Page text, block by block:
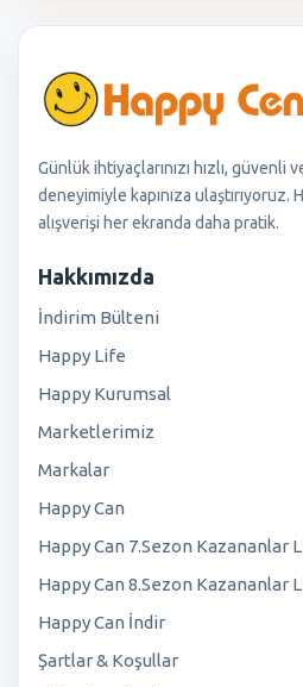
Günlük ihtiyaçlarınızı hızlı, güvenli
deneyimiyle kapınıza
alışverişi her ekranda daha pratik.
Hakkımızda
İndirim Bülteni
Happy Life
Happy Kurumsal
Marketlerimiz
Markalar
Happy Can
Happy Can 7.Sezon Kazananlar
Happy Can 8.Sezon Kazananlar
Happy Can İndir
Şartlar & Koşullar